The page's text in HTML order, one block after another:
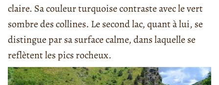
claire. Sa couleur turquoise contraste avec le vert
sombre des collines. Le second lac, quant à lui, se
distingue par sa surface calme, dans laquelle se
reflètent les pics rocheux.